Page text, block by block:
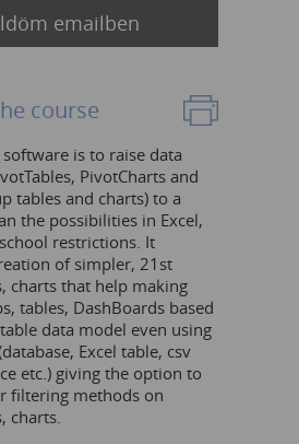
emailben
course
is to raise data
PivotCharts and
tables and charts) to a
the possibilities in Excel,
restrictions. It
of simpler, 21st
charts that help making
tables, DashBoards based
data model even using
Excel table, csv
etc.) giving the option to
filtering methods on
charts.